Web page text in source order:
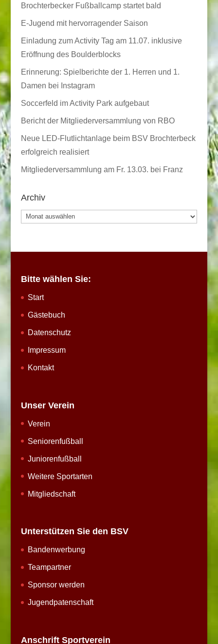
Brochterbecker Fußballcamp startet bald
E-Jugend mit hervorragender Saison
Einladung zum Activity Tag am 11.07. inklusive
Eröffnung des Boulderblocks
Erinnerung: Spielberichte der 1. Herren und 1.
Damen bei Instagram
Soccerfeld im Activity Park aufgebaut
Bericht der Mitgliederversammlung von RBO
Neue LED-Flutlichtanlage beim BSV Brochterbeck
erfolgreich realisiert
Mitgliederversammlung am Fr. 13.03. bei Franz
Archiv
Archiv
Bitte wählen Sie:
Start
Gästebuch
Datenschutz
Impressum
Kontakt
Unser Verein
Verein
Seniorenfußball
Juniorenfußball
Weitere Sportarten
Mitgliedschaft
Unterstützen Sie den BSV
Bandenwerbung
Teampartner
Sponsor werden
Jugendpatenschaft
Anschrift Sportverein